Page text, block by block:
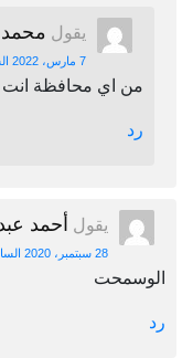
يقول
7 مارس، 2022 الساعة 7:26 م
من اي محافظة انت
رد
يقول أحمد
28 سبتمبر، 2020 الساعة 11:46 م
الوسمحت
رد